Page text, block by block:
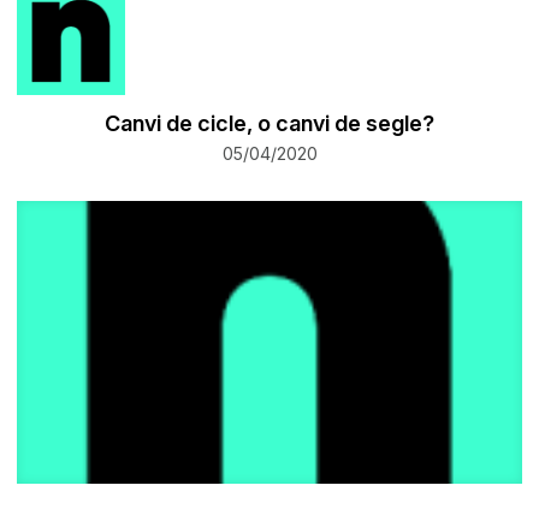
Canvi de cicle, o canvi de segle?
05/04/2020